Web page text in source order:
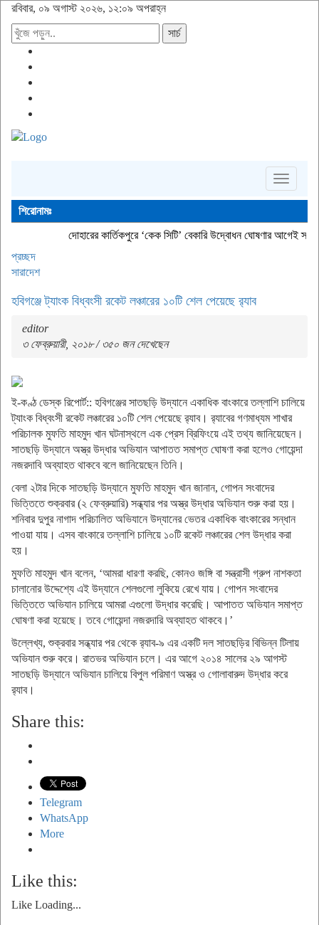
রবিবার, ০৯ অগাস্ট ২০২৬, ১২:০৯ অপরাহ্ন
সার্চ
Toggle
শিরোনামঃ
দোহারের কার্তিকপুরে ‘কেক সিটি’ বেকারি উদ্বোধন ঘোষণার আগেই স্যামসাং
প্রচ্ছদ
সারাদেশ
হবিগঞ্জে ট্যাংক বিধ্বংসী রকেট লঞ্চারের ১০টি শেল পেয়েছে র‌্যাব
editor
৩ ফেব্রুয়ারী, ২০১৮ / ৩৫০ জন দেখেছেন
ই-কণ্ঠ ডেস্ক রিপোর্ট:: হবিগঞ্জের সাতছড়ি উদ্যানে একাধিক বাংকারে তল্লাশি চালিয়ে
ট্যাংক বিধ্বংসী রকেট লঞ্চারের ১০টি শেল পেয়েছে র‌্যাব। র‌্যাবের গণমাধ্যম শাখার
পরিচালক মুফতি মাহমুদ খান ঘটনাস্থলে এক প্রেস ব্রিফিংয়ে এই তথ্য জানিয়েছেন।
সাতছড়ি উদ্যানে অস্ত্র উদ্ধার অভিযান আপাতত সমাপ্ত ঘোষণা করা হলেও গোয়েন্দা
নজরদাবি অব্যাহত থাকবে বলে জানিয়েছেন তিনি।
বেলা ২টার দিকে সাতছড়ি উদ্যানে মুফতি মাহমুদ খান জানান, গোপন সংবাদের
ভিত্তিতে শুক্রবার (২ ফেব্রুয়ারি) সন্ধ্যার পর অস্ত্র উদ্ধার অভিযান শুরু করা হয়।
শনিবার দুপুর নাগাদ পরিচালিত অভিযানে উদ্যানের ভেতর একাধিক বাংকারের সন্ধান
পাওয়া যায়। এসব বাংকারে তল্লাশি চালিয়ে ১০টি রকেট লঞ্চারের শেল উদ্ধার করা
হয়।
মুফতি মাহমুদ খান বলেন, ‘আমরা ধারণা করছি, কোনও জঙ্গি বা সন্ত্রাসী গ্রুপ নাশকতা
চালানোর উদ্দেশ্যে এই উদ্যানে শেলগুলো লুকিয়ে রেখে যায়। গোপন সংবাদের
ভিত্তিতে অভিযান চালিয়ে আমরা এগুলো উদ্ধার করেছি। আপাতত অভিযান সমাপ্ত
ঘোষণা করা হয়েছে। তবে গোয়েন্দা নজরদারি অব্যাহত থাকবে।’
উল্লেখ্য, শুক্রবার সন্ধ্যার পর থেকে র‌্যাব-৯ এর একটি দল সাতছড়ির বিভিন্ন টিলায়
অভিযান শুরু করে। রাতভর অভিযান চলে। এর আগে ২০১৪ সালের ২৯ আগস্ট
সাতছড়ি উদ্যানে অভিযান চালিয়ে বিপুল পরিমাণ অস্ত্র ও গোলাবারুদ উদ্ধার করে
র‌্যাব।
Share this:
Telegram
WhatsApp
More
Like this:
Like Loading...